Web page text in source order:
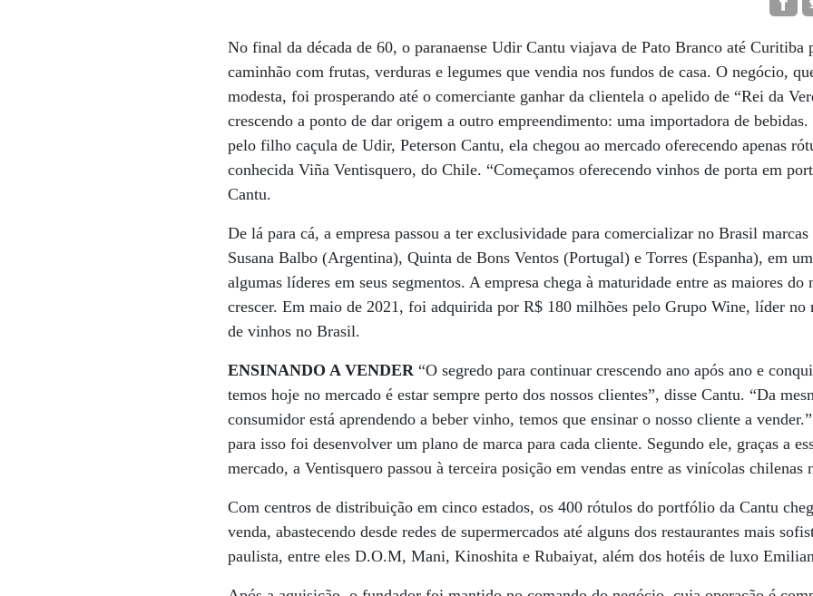
No final da década de 60, o paranaense Udir Cantu viajava de Pato Branco até Curitiba
caminhão com frutas, verduras e legumes que vendia nos fundos de casa. O negócio,
modesta, foi prosperando até o comerciante ganhar da clientela o apelido de “Rei da
crescendo a ponto de dar origem a outro empreendimento: uma importadora de bebidas.
pelo filho caçula de Udir, Peterson Cantu, ela chegou ao mercado oferecendo apenas
conhecida Viña Ventisquero, do Chile. “Começamos oferecendo vinhos de porta em
Cantu.
De lá para cá, a empresa passou a ter exclusividade para comercializar no Brasil
Susana Balbo (Argentina), Quinta de Bons Ventos (Portugal) e Torres (Espanha), em
algumas líderes em seus segmentos. A empresa chega à maturidade entre as maiores do
crescer. Em maio de 2021, foi adquirida por R$ 180 milhões pelo Grupo Wine, líder no
de vinhos no Brasil.
ENSINANDO A VENDER “O segredo para continuar crescendo ano após ano e
temos hoje no mercado é estar sempre perto dos nossos clientes”, disse Cantu. “Da
consumidor está aprendendo a beber vinho, temos que ensinar o nosso cliente a
para isso foi desenvolver um plano de marca para cada cliente. Segundo ele, graças a
mercado, a Ventisquero passou à terceira posição em vendas entre as vinícolas chilenas
Com centros de distribuição em cinco estados, os 400 rótulos do portfólio da Cantu
venda, abastecendo desde redes de supermercados até alguns dos restaurantes mais
paulista, entre eles D.O.M, Mani, Kinoshita e Rubaiyat, além dos hotéis de luxo